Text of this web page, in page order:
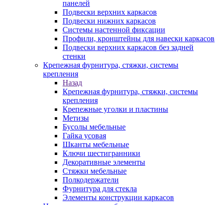
панелей
Подвески верхних каркасов
Подвески нижних каркасов
Системы настенной фиксации
Профили, кронштейны для навески каркасов
Подвески верхних каркасов без задней
стенки
Крепежная фурнитура, стяжки, системы
крепления
Назад
Крепежная фурнитура, стяжки, системы
крепления
Крепежные уголки и пластины
Метизы
Бусолы мебельные
Гайка усовая
Шканты мебельные
Ключи шестигранники
Декоративные элементы
Стяжки мебельные
Полкодержатели
Фурнитура для стекла
Элементы конструкции каркасов